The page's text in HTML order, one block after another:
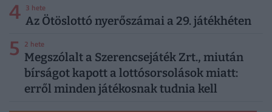
4 3 hete
Az Ötöslottó nyerőszámai a 29. játékhéten
5 2 hete
Megszólalt a Szerencsejáték Zrt., miután
bírságot kapott a lottósorsolások miatt:
erről minden játékosnak tudnia kell